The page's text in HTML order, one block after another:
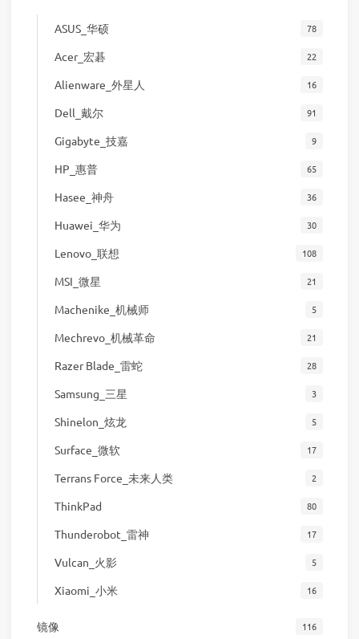
ASUS_华硕 78
Acer_宏碁 22
Alienware_外星人 16
Dell_戴尔 91
Gigabyte_技嘉 9
HP_惠普 65
Hasee_神舟 36
Huawei_华为 30
Lenovo_联想 108
MSI_微星 21
Machenike_机械师 5
Mechrevo_机械革命 21
Razer Blade_雷蛇 28
Samsung_三星 3
Shinelon_炫龙 5
Surface_微软 17
Terrans Force_未来人类 2
ThinkPad 80
Thunderobot_雷神 17
Vulcan_火影 5
Xiaomi_小米 16
镜像 116